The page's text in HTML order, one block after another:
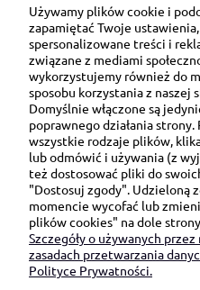
Ul. Brukowa
91-
NIP:
sklep@be-
+48
(pon-pt
Używamy plików cookie i
zapamiętać Twoje
spersonalizowane treści i
związane z mediami
wykorzystujemy również do
sposobu korzystania z
Domyślnie włączone są
poprawnego działania
wszystkie rodzaje plików,
lub odmówić i używania (z
też dostosować pliki do
"Dostosuj zgody". Udzieloną
momencie wycofać lub
plików cookies" na dole
Szczegóły o używanych
zasadach przetwarzania
Polityce Prywatności.